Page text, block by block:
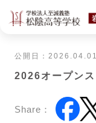
公開日：2026.04.01
2026オープン
Share：